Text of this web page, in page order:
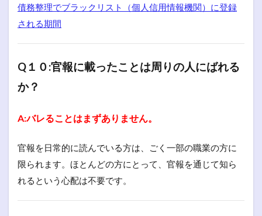
債務整理でブラックリスト（個人信用情報機関）に登録
される期間
Q１０:官報に載ったことは周りの人にばれる
か？
A:バレることはまずありません。
官報を日常的に読んでいる方は、ごく一部の職業の方に
限られます。ほとんどの方にとって、官報を通じて知ら
れるという心配は不要です。